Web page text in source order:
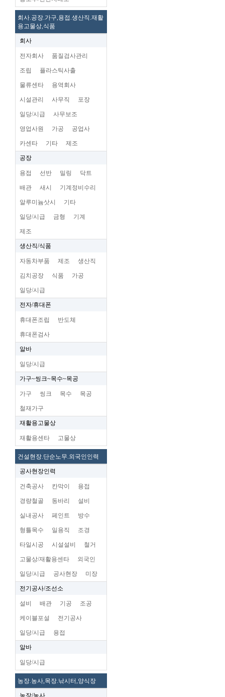
회사.공장.가구,용접.생산직.재활
용고물상,식품
회사
전자회사 품질검사관리
조립 플라스틱사출
물류센타 용역회사
시설관리 사무직 포장
일당/시급 사무보조
영업사원 가공 공업사
카센타 기타 제조
공장
용접 선반 밀링 닥트
배관 새시 기계정비수리
알루미늄삿시 기타
일당/시급 금형 기계
제조
생산직/식품
자동차부품 제조 생산직
김치공장 식품 가공
일당/시급
전자/휴대폰
휴대폰조립 반도체
휴대폰검사
알바
일당/시급
가구~씽크~목수~목공
가구 씽크 목수 목공
철재가구
재활용고물상
재활용센타 고물상
건설현장.단순노무.외국인인력
공사현장인력
건축공사 칸막이 용접
경량철골 동바리 설비
실내공사 페인트 방수
형틀목수 일용직 조경
타일시공 시설설비 철거
고물상/재활용센타 외국인
일당/시급 공사현장 미장
전기공사/조선소
설비 배관 기공 조공
케이블포설 전기공사
일당/시급 용접
알바
일당/시급
농장.농사,목장.낚시터,양식장
농장/농사